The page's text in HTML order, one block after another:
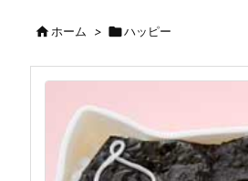
ホーム > ハッピー